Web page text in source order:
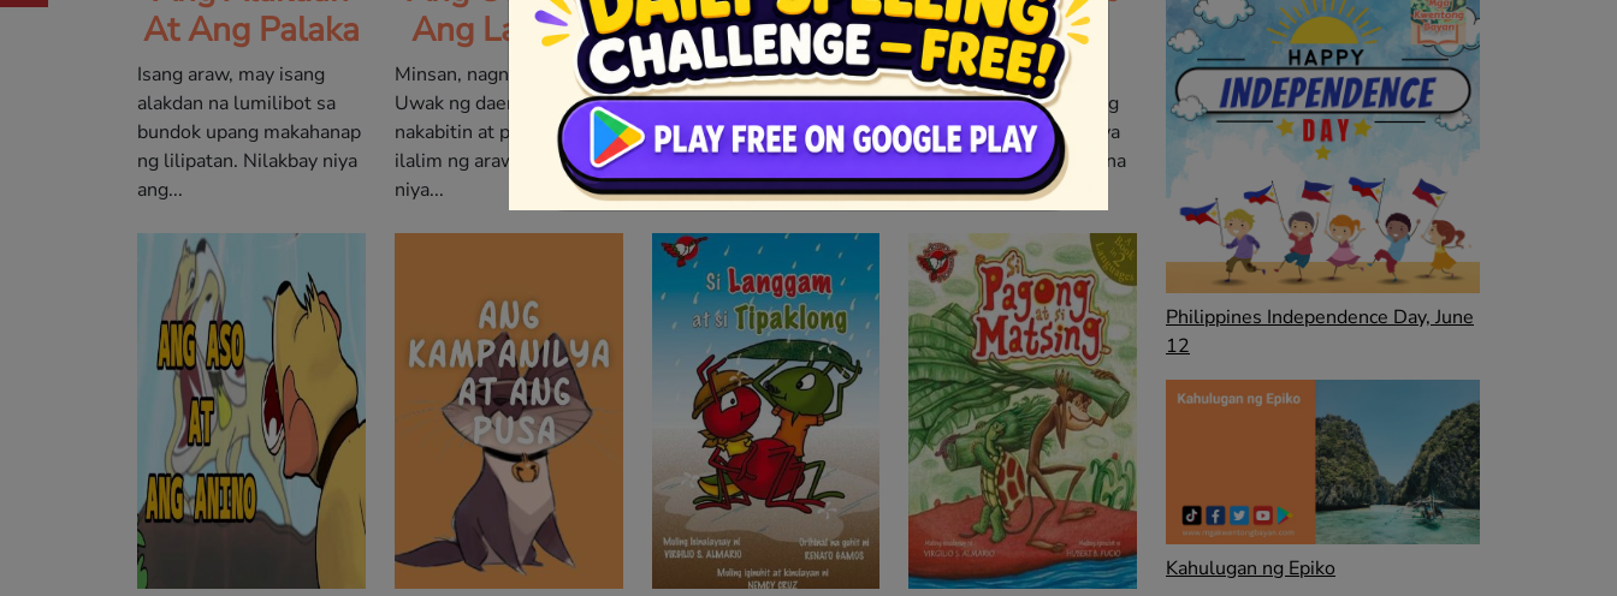
At Ang Palaka
Isang araw, may isang
alakdan na lumilibot sa
bundok upang makahanap
ng lilipatan. Nilakbay niya
ang...
Ang Lamiran
Minsan, nagnakaw si
Uwak ng daeng na isda na
nakabitin at pinatutuyo sa
ilalim ng araw. Inilipad
niya...
Ang Banga
Isang araw, sa panahon ng
tagtuyot, naghahanap ang
isang uhaw na uwak ng
tubig na maiinom. Uhaw
na uhaw...
Ang Ubas
Minsan ay inabot ng
gutom sa kagubatan ang
isang lobo. Nakakita siya
ng isang puno ng ubas na
hitik...
Philippines Independence Day, June
12
Kahulugan ng Epiko